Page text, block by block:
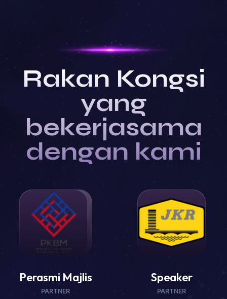
Rakan Kongsi
yang
bekerjasama
dengan kami
Perasmi Majlis
PARTNER
Speaker
PARTNER